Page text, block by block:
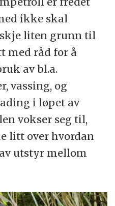
ikke skal
liten grunn til
med råd for å
av bl.a.
vassing, og
i løpet av
vokser seg til,
litt over hvordan
utstyr mellom